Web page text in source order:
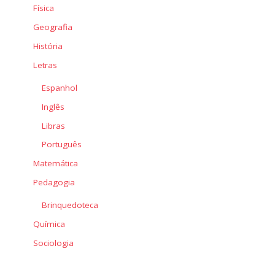
Física
Geografia
História
Letras
Espanhol
Inglês
Libras
Português
Matemática
Pedagogia
Brinquedoteca
Química
Sociologia